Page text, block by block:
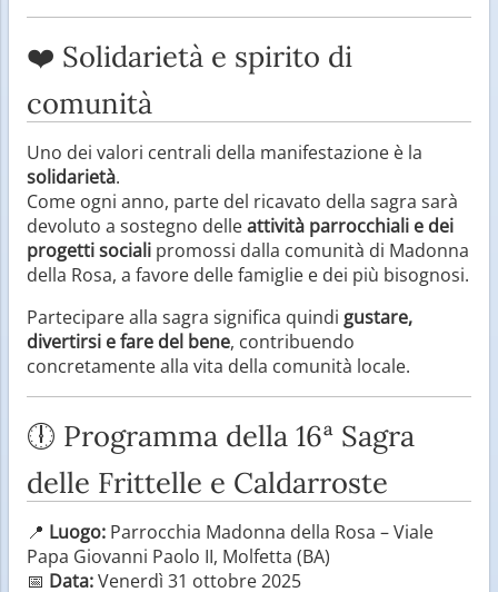
❤️ Solidarietà e spirito di
comunità
Uno dei valori centrali della manifestazione è la
solidarietà.
Come ogni anno, parte del ricavato della sagra sarà
devoluto a sostegno delleattività parrocchiali e dei
progetti sociali promossi dalla comunità di Madonna
della Rosa, a favore delle famiglie e dei più bisognosi.
Partecipare alla sagra significa quindi gustare,
divertirsi e fare del bene, contribuendo
concretamente alla vita della comunità locale.
🕕 Programma della 16ª Sagra
delle Frittelle e Caldarroste
📍 Luogo: Parrocchia Madonna della Rosa – Viale
Papa Giovanni Paolo II, Molfetta (BA)
📅 Data:Venerdì 31 ottobre 2025